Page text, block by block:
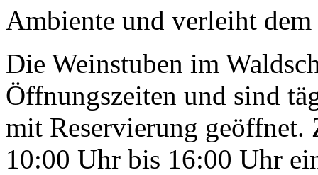
Ambiente und verleiht
Die Weinstuben im
Öffnungszeiten und sind
mit Reservierung
10:00 Uhr bis 16:00 Uhr